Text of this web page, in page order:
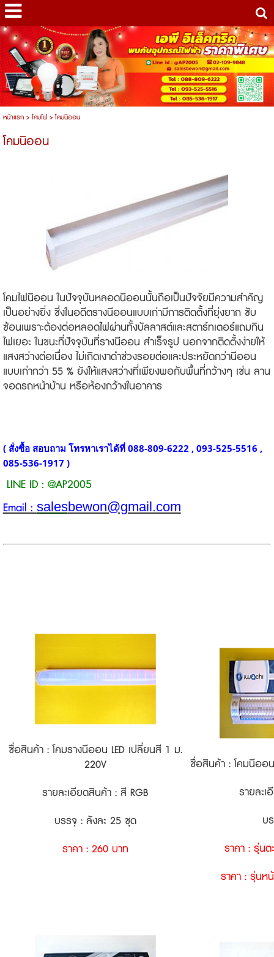
หน้าแรก>โคมไฟ>โคมนิออน
โคมนิออน
โคมไฟนิออน ในปัจจุบันหลอดนีออนนั้นถือเป็นปัจจัยมีความสำคัญ
เป็นอย่างยิ่ง ซึ่งในอดีตรางนีออนแบบเก่ามีการติดตั้งที่ยุ่งยาก ซับ
ซ้อนเพราะต้องต่อหลอดไฟผ่านทั้งบัลลาสต์และสตาร์ทเตอร์แถมกิน
ไฟเยอะ ในขนะที่ปัจจุบันที่รางนีออน สำเร็จรูป นอกจากติดตั้งง่ายให้
แสงสว่างต่อเนื่อง ไม่เกิดเงาดำช่วงรอยต่อและประหยัดกว่านีออน
แบบเก่ากว่า 55 % ยังให้แสงสว่างที่เพียงพอกับพื้นที่กว้างๆ เช่น ลาน
จอดรถหน้าบ้าน หรือห้องกว้างในอาคาร
( สั่งซื้อ สอบถาม โทรหาเราได้ที่ 088-809-6222 , 093-525-5516 ,
085-536-1917 )
LINE ID : @AP2005
Email :salesbewon@gmail.com
ชื่อสินค้า : โคมรางนีออน LED เปลี่ยนสี 1 ม.
220V
รายละเอียดสินค้า : สี RGB
บรรจุ : ลังละ 25 ชุด
ราคา : 260 บาท
ชื่อสินค้า : โคมนีออ
รายละ
บ
ราคา : รุ่น
ราคา : รุ่นห